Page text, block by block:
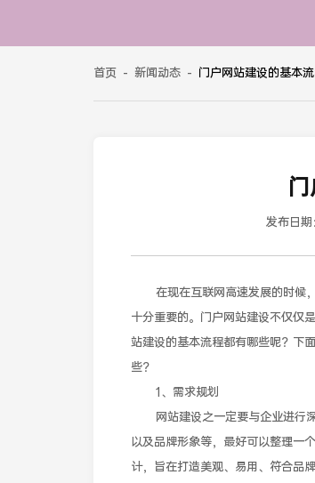
首页 - 新闻动态 - 门户网站建设的基本流
发布日期：
在现在互联网高速发展的时候，
十分重要的。门户网站建设不仅仅
站建设的基本流程都有哪些呢？下面
些？
1、需求规划
网站建设之一定要与企业进行深
以及品牌形象等，最好可以整理一
计，旨在打造美观、易用、符合品